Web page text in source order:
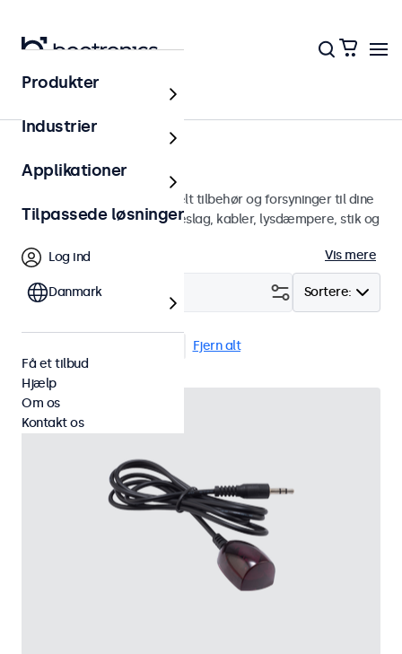
Hjem
Tilbehør
En bred vifte af professionelt tilbehør og forsyninger til dine
Beetronics-skærme. Vægbeslag, kabler, lysdæmpere, stik og
Vis mere
Sortere:
Filter (1)
Fjern alt
Produkter
Industrier
Applikationer
Tilpassede løsninger
Log ind
Danmark
Få et tilbud
Hjælp
Om os
Kontakt os